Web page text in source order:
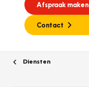
Afspraak maken
Contact
Diensten